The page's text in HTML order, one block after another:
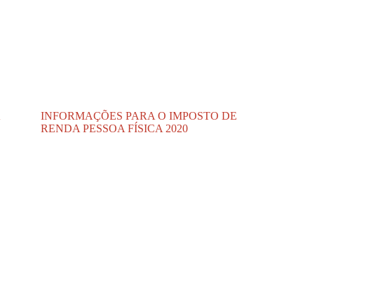
INFORMAÇÕES PARA O IMPOSTO DE
RENDA PESSOA FÍSICA 2020